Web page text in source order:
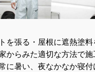
を張る・屋根に遮熱塗料
からみた適切な方法で施
に暑い、夜なかなか寝